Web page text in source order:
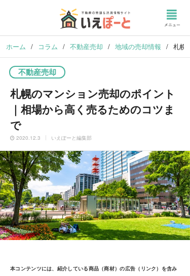
ホーム / コラム / 不動産売却 / 地域の売却情報 / 札幌
不動産売却
札幌のマンション売却のポイント
｜相場から高く売るためのコツま
で
2020.12.3 いえぽーと編集部
本コンテンツには、紹介している商品（商材）の広告（リンク）を含み